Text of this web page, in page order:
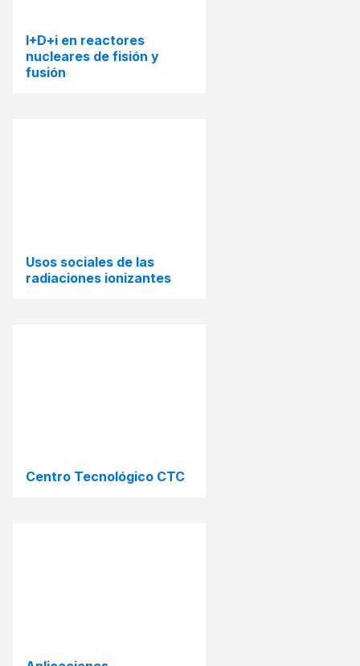
I+D+i en reactores
nucleares de fisión y
fusión
Usos sociales de las
radiaciones ionizantes
Centro Tecnológico CTC